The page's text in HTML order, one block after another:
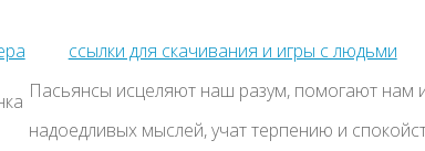
ссылки для скачивания и игры с людьми
Пасьянсы исцеляют наш разум, помогают нам
надоедливых мыслей, учат терпению и